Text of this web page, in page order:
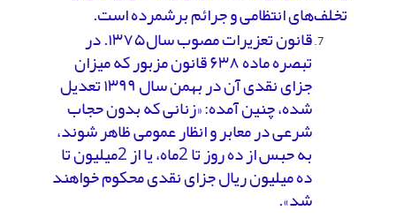
تخلف‌های انتظامی و جرائم برشمرده است.
قانون تعزیرات مصوب سال۱۳۷۵. در
تبصره ماده ۶۳۸ قانون مزبور که میزان
جزای نقدی آن در بهمن سال ۱۳۹۹ تعدیل
شده، چنین آمده: «زنانی که بدون حجاب
شرعی در معابر و انظار عمومی ظاهر شوند،
به حبس از ده روز تا 2ماه، یا از 2میلیون تا
ده میلیون ریال جزای نقدی محکوم خواهند
شد».